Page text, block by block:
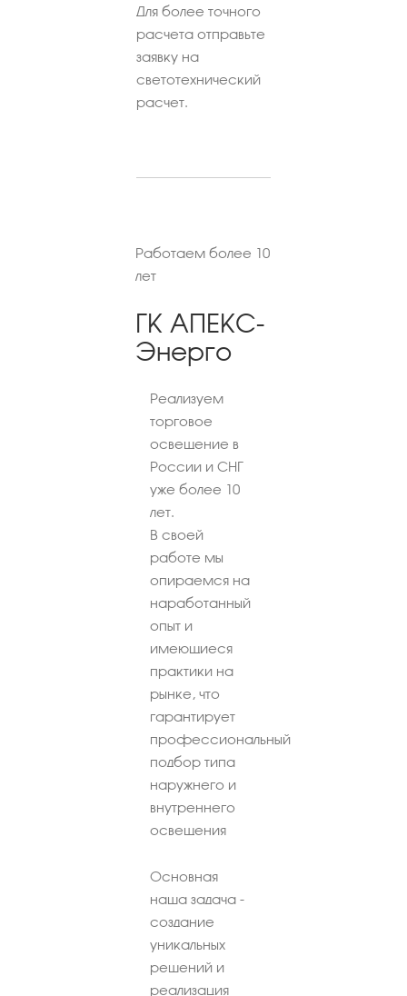
Для более точного
расчета отправьте
заявку на
светотехнический
расчет.
Работаем более 10
лет
ГК АПЕКС-
Энерго
Реализуем
торговое
освещение в
России и СНГ
уже более 10
лет.
В своей
работе мы
опираемся на
наработанный
опыт и
имеющиеся
практики на
рынке, что
гарантирует
профессиональный
подбор типа
наружнего и
внутреннего
освещения
Основная
наша задача -
создание
уникальных
решений и
реализация